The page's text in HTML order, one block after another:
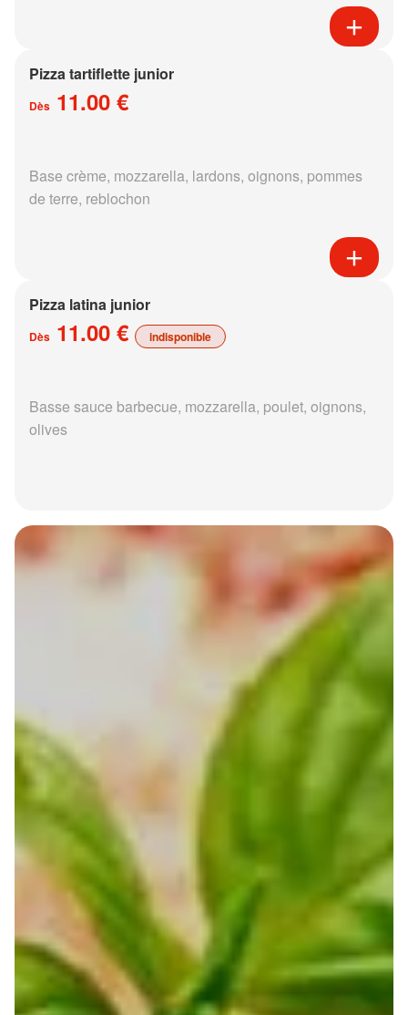
Pizza tartiflette junior
Dès 11.00 €
Base crème, mozzarella, lardons, oignons, pommes
de terre, reblochon
Pizza latina junior
Dès 11.00 € indisponible
Basse sauce barbecue, mozzarella, poulet, oignons,
olives